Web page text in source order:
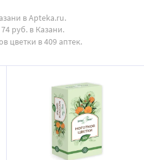
в Apteka.ru.
руб. в Казани.
цветки в 409 аптек.